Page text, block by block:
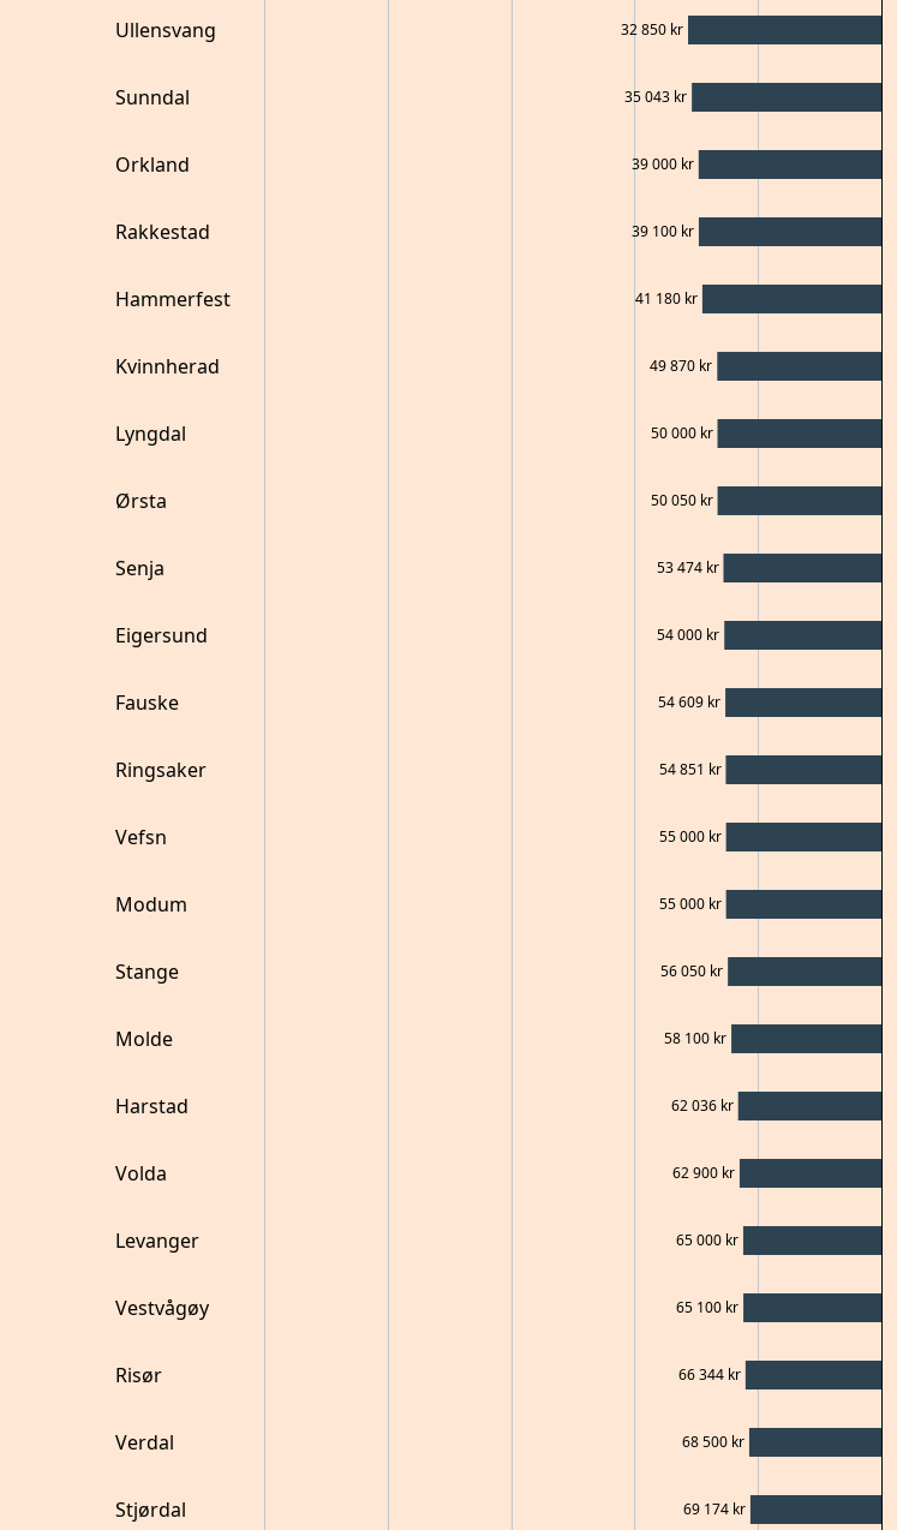
Ullensvang
Sunndal
Orkland
Rakkestad
Hammerfest
Kvinnherad
Lyngdal
Ørsta
Senja
Eigersund
Fauske
Ringsaker
Vefsn
Modum
Stange
Molde
Harstad
Volda
Levanger
Vestvågøy
Risør
Verdal
Stjørdal
32 850 kr
35 043 kr
39 000 kr
39 100 kr
41 180 kr
49 870 kr
50 000 kr
50 050 kr
53 474 kr
54 000 kr
54 609 kr
54 851 kr
55 000 kr
55 000 kr
56 050 kr
58 100 kr
62 036 kr
62 900 kr
65 000 kr
65 100 kr
66 344 kr
68 500 kr
69 174 kr